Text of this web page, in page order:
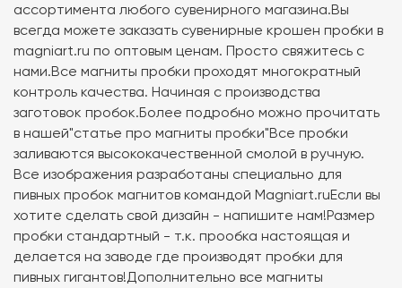
ассортимента любого сувенирного магазина.Вы
всегда можете заказать сувенирные крошен пробки в
magniart.ru по оптовым ценам. Просто свяжитесь с
нами.Все магниты пробки проходят многократный
контроль качества. Начиная с производства
заготовок пробок.Более подробно можно прочитать
в нашей"статье про магниты пробки"Все пробки
заливаются высококачественной смолой в ручную.
Все изображения разработаны специально для
пивных пробок магнитов командой Magniart.ruЕсли вы
хотите сделать свой дизайн - напишите нам!Размер
пробки стандартный - т.к. прообка настоящая и
делается на заводе где производят пробки для
пивных гигантов!Дополнительно все магниты